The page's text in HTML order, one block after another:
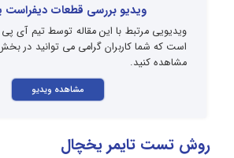
ویدیو بررسی قطعات
ویدیویی مرتبط با این مقاله توسط تیم آی
است که شما کاربران گرامی می توانید در
مشاهده کنید.
مشاهده ویدیو
روش تست تایمر یخچال